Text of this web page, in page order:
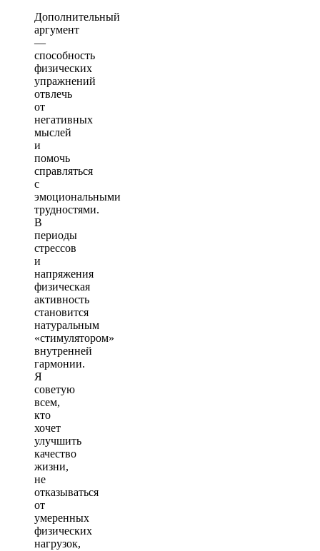
Дополнительный
аргумент
—
способность
физических
упражнений
отвлечь
от
негативных
мыслей
и
помочь
справляться
с
эмоциональными
трудностями.
В
периоды
стрессов
и
напряжения
физическая
активность
становится
натуральным
«стимулятором»
внутренней
гармонии.
Я
советую
всем,
кто
хочет
улучшить
качество
жизни,
не
отказываться
от
умеренных
физических
нагрузок,